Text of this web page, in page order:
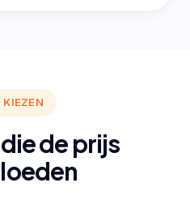
KIEZEN
de prijs